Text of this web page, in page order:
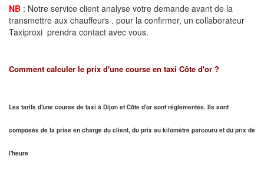
NB : Notre service client analyse votre demande avant de la
transmettre aux chauffeurs . pour la confirmer, un collaborateur
Taxiproxi prendra contact avec vous.
Comment calculer le prix d'une course en taxi Côte d'or ?
Les tarifs d'une course de taxi à Dijon et Côte d'or sont réglementés. Ils sont
composés de la prise en charge du client, du prix au kilomètre parcouru et du prix de
l'heure